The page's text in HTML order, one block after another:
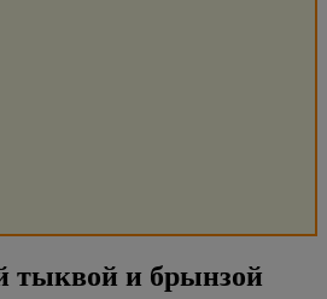
тыквой и брынзой